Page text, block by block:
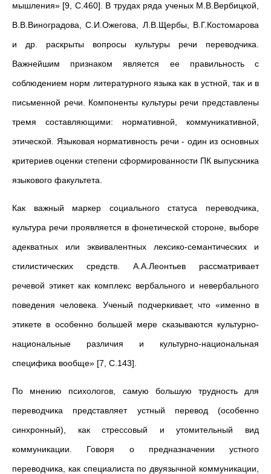
мышления» [9, C.460]. В трудах ряда ученых М.В.Вербицкой,
В.В.Виноградова, С.И.Ожегова, Л.В.Щербы, В.Г.Костомарова
и др. раскрыты вопросы культуры речи переводчика.
Важнейшим признаком является ее правильность с
соблюдением норм литературного языка как в устной, так и в
письменной речи. Компоненты культуры речи представлены
тремя составляющими: нормативной, коммуникативной,
этической. Языковая нормативность речи - один из основных
критериев оценки степени сформированности ПК выпускника
языкового факультета.
Как важный маркер социального статуса переводчика,
культура речи проявляется в фонетической стороне, выборе
адекватных или эквивалентных лексико-семантических и
стилистических средств. А.А.Леонтьев рассматривает
речевой этикет как комплекс вербального и невербального
поведения человека. Ученый подчеркивает, что «именно в
этикете в особенно большей мере сказываются культурно-
национальные различия и культурно-национальная
специфика вообще» [7, C.143].
По мнению психологов, самую большую трудность для
переводчика представляет устный перевод (особенно
синхронный), как стрессовый и утомительный вид
коммуникации. Говоря о предназначении устного
переводчика, как специалиста по двуязычной коммуникации,